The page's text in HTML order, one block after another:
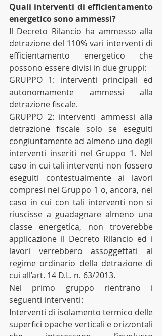
Quali interventi di efficientamento
energetico sono ammessi?
Il Decreto Rilancio ha ammesso alla
detrazione del 110% vari interventi di
efficientamento energetico che
possono essere divisi in due gruppi:
GRUPPO 1: interventi principali ed
autonomamente ammessi alla
detrazione fiscale.
GRUPPO 2: interventi ammessi alla
detrazione fiscale solo se eseguiti
congiuntamente ad almeno uno degli
interventi inseriti nel Gruppo 1. Nel
caso in cui tali interventi non fossero
eseguiti contestualmente ai lavori
compresi nel Gruppo 1 o, ancora, nel
caso in cui con tali interventi non si
riuscisse a guadagnare almeno una
classe energetica, non troverebbe
applicazione il Decreto Rilancio ed i
lavori verrebbero assoggettati al
regime ordinario della detrazione di
cui all’art. 14 D.L. n. 63/2013.
Nel primo gruppo rientrano i
seguenti interventi:
Interventi di isolamento termico delle
superfici opache verticali e orizzontali